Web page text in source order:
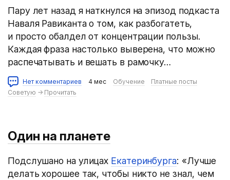
Пару лет назад я наткнулся на эпизод подкаста
Наваля Равиканта о том, как разбогатеть,
и просто обалдел от концентрации пользы.
Каждая фраза настолько выверена, что можно
распечатывать и вешать в рамочку…
Нет комментариев 4 мес Обучение
Платные посты
Советую → Прочитать
Один на планете
Подслушано на улицах Екатеринбурга: «Лучше
делать хорошее так, чтобы никто не знал, чем